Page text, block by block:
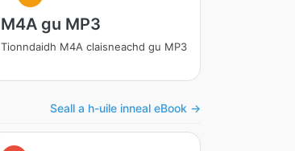
M4A gu MP3
Tionndaidh M4A claisneachd gu MP3
Seall a h-uile inneal eBook →